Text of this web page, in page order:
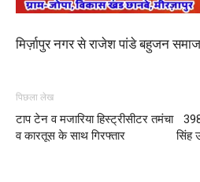
मिर्ज़ापुर नगर से राजेश पांडे बहुजन समाज
पिछला लेख
टाप टेन व मजारिया हिस्ट्रीसीटर तमंचा
व कारतूस के साथ गिरफ्तार
सिंह